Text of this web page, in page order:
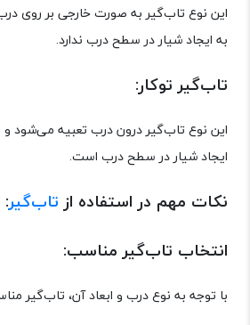
این نوع تاب‌گیر به صورت خارجی بر روی
به ایجاد شیار در سطح درب ندارد.
تاب‌گیر توکار:
این نوع تاب‌گیر درون درب تعبیه می‌شود و
ایجاد شیار در سطح درب است.
نکات مهم در استفاده از تاب‌گیر:
انتخاب تاب‌گیر مناسب:
با توجه به نوع درب و ابعاد آن، تاب‌گیر